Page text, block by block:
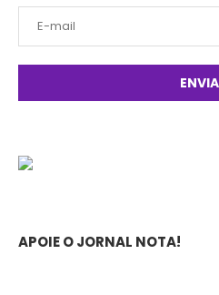
APOIE O JORNAL NOTA!